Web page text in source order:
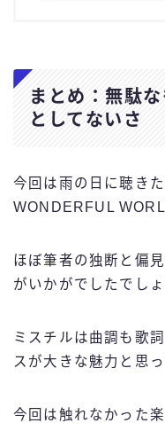
まとめ：無駄
としてないさ
今回は雨の日に聴き
WONDERFUL
ほぼ筆者の独断と偏
がいかがでしたでしょ
ミスチルは曲調も歌
スが大きな魅力と思
今回は触れなかった